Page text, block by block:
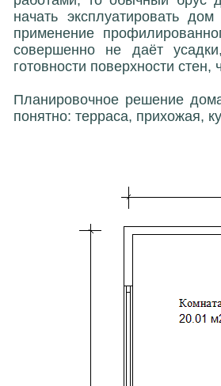
начать эксплуатировать
применение
совершенно не даёт
готовности поверхности
Планировочное решение
понятно: терраса, прихожая,